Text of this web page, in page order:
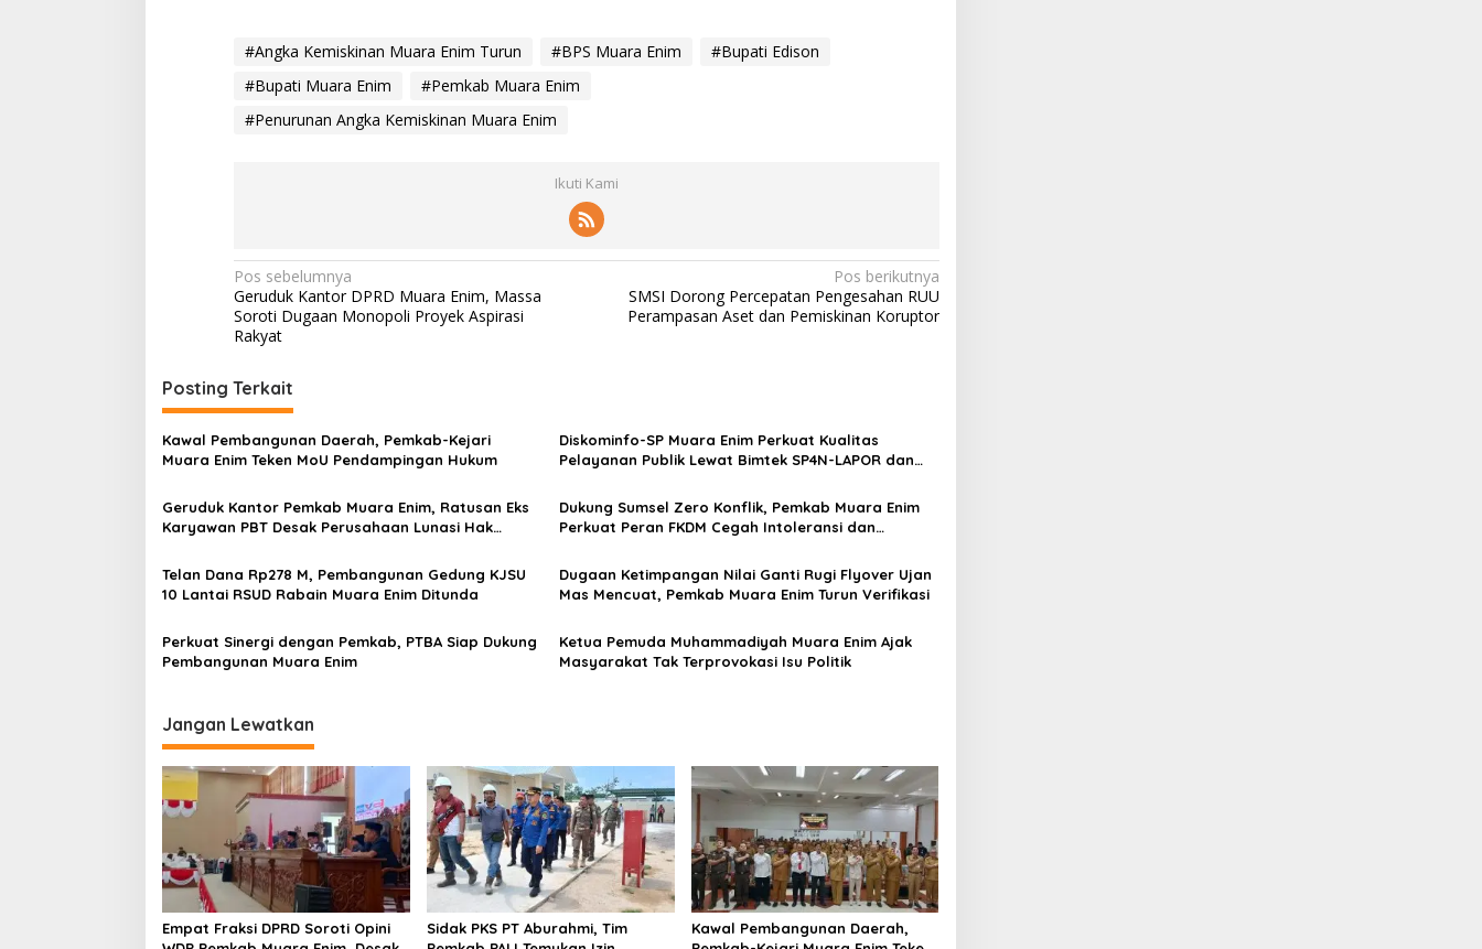
#Angka Kemiskinan Muara Enim Turun #BPS Muara Enim
#Bupati Edison
#Bupati Muara Enim
#Pemkab Muara Enim
#Penurunan Angka Kemiskinan Muara Enim
Ikuti Kami
N
a
v
i
g
a
s
i
p
s
Pos sebelumnya
Geruduk Kantor DPRD Muara Enim, Massa
Soroti Dugaan Monopoli Proyek Aspirasi
Rakyat
Pos berikutnya
SMSI Dorong Percepatan Pengesahan RUU
Perampasan Aset dan Pemiskinan Koruptor
Posting Terkait
Kawal Pembangunan Daerah, Pemkab-Kejari
Muara Enim Teken MoU Pendampingan Hukum
Diskominfo-SP Muara Enim Perkuat Kualitas
Pelayanan Publik Lewat Bimtek SP4N-LAPOR dan
Geruduk Kantor Pemkab Muara Enim, Ratusan Eks
Karyawan PBT Desak Perusahaan Lunasi Hak
Dukung Sumsel Zero Konflik, Pemkab Muara Enim
Perkuat Peran FKDM Cegah Intoleransi dan
Telan Dana Rp278 M, Pembangunan Gedung KJSU
10 Lantai RSUD Rabain Muara Enim Ditunda
Dugaan Ketimpangan Nilai Ganti Rugi Flyover Ujan
Mas Mencuat, Pemkab Muara Enim Turun Verifikasi
Perkuat Sinergi dengan Pemkab, PTBA Siap Dukung
Pembangunan Muara Enim
Ketua Pemuda Muhammadiyah Muara Enim Ajak
Masyarakat Tak Terprovokasi Isu Politik
Jangan Lewatkan
Empat Fraksi DPRD Soroti Opini
Sidak PKS PT Aburahmi, Tim
Kawal Pembangunan Daerah,